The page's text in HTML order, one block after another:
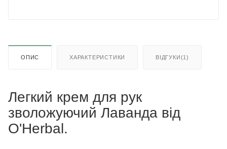
ОПИС ХАРАКТЕРИСТИКИ ВІДГУКИ(1)
Легкий крем для рук
зволожуючий Лаванда від
O'Herbal.